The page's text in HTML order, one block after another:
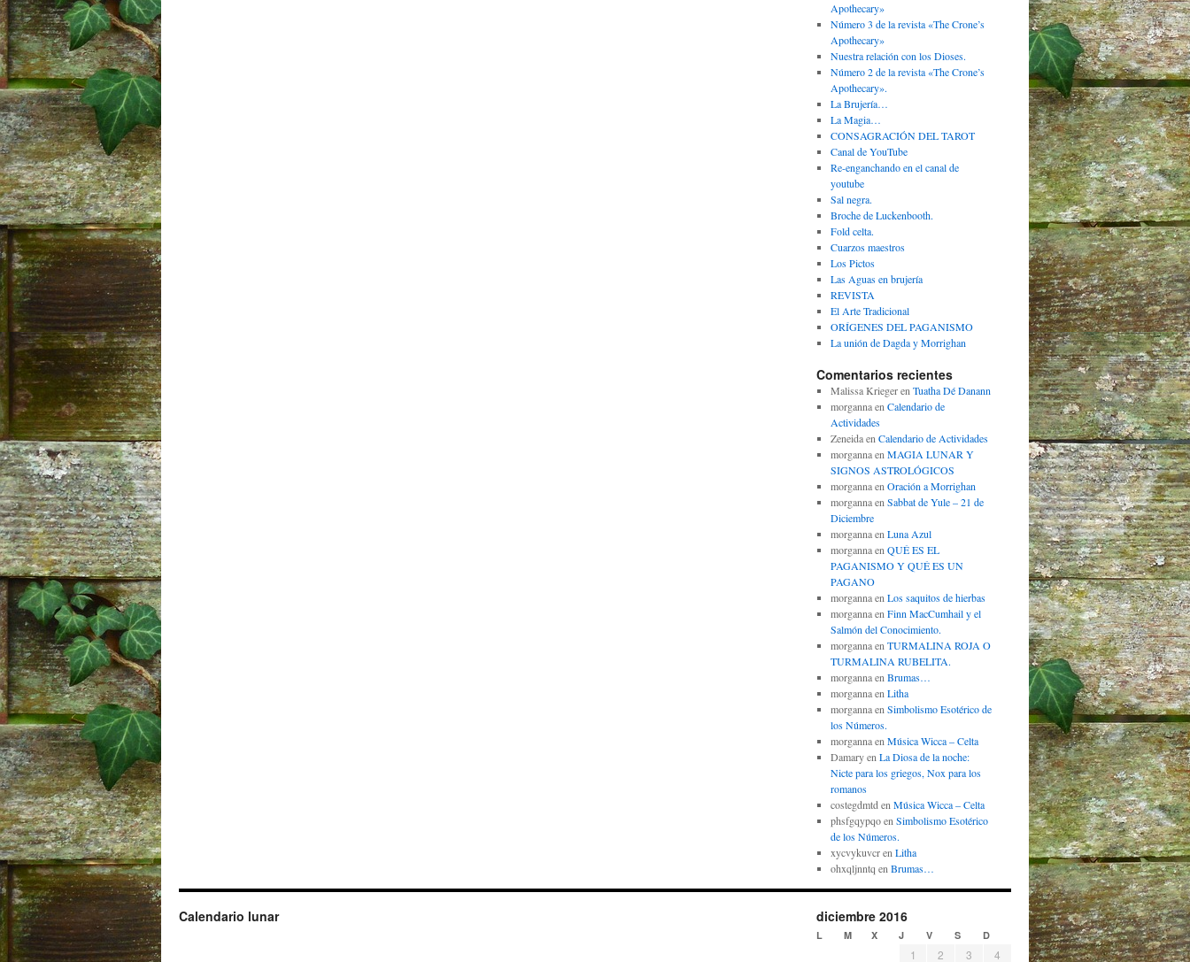
Apothecary»
Número 3 de la revista «The Crone’s
Apothecary»
Nuestra relación con los Dioses.
Número 2 de la revista «The Crone’s
Apothecary».
La Brujería…
La Magia…
CONSAGRACIÓN DEL TAROT
Canal de YouTube
Re-enganchando en el canal de
youtube
Sal negra.
Broche de Luckenbooth.
Fold celta.
Cuarzos maestros
Los Pictos
Las Aguas en brujería
REVISTA
El Arte Tradicional
ORÍGENES DEL PAGANISMO
La unión de Dagda y Morrighan
Comentarios recientes
Malissa Kriegeren Tuatha Dé Danann
morgannaen Calendario de
Actividades
Zeneidaen Calendario de Actividades
morgannaen MAGIA LUNAR Y
SIGNOS ASTROLÓGICOS
morgannaen Oración a Morrighan
morgannaen Sabbat de Yule – 21 de
Diciembre
morgannaen Luna Azul
morgannaen QUÉ ES EL
PAGANISMO Y QUÉ ES UN
PAGANO
morgannaen Los saquitos de hierbas
morgannaen Finn MacCumhail y el
Salmón del Conocimiento.
morgannaen TURMALINA ROJA O
TURMALINA RUBELITA.
morgannaen Brumas…
morgannaen Litha
morgannaen Simbolismo Esotérico de
los Números.
morgannaen Música Wicca – Celta
Damaryen La Diosa de la noche:
Nicte para los griegos, Nox para los
romanos
costegdmtd en Música Wicca – Celta
phsfgqypqoen Simbolismo Esotérico
de los Números.
xycvykuvcren Litha
ohxqljnntq en Brumas…
Calendario lunar diciembre 2016
L M X J V S D
1 2 3 4